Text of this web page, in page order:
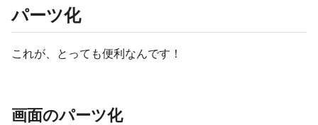
パーツ化
これが、とっても便利なんです！
画面のパーツ化